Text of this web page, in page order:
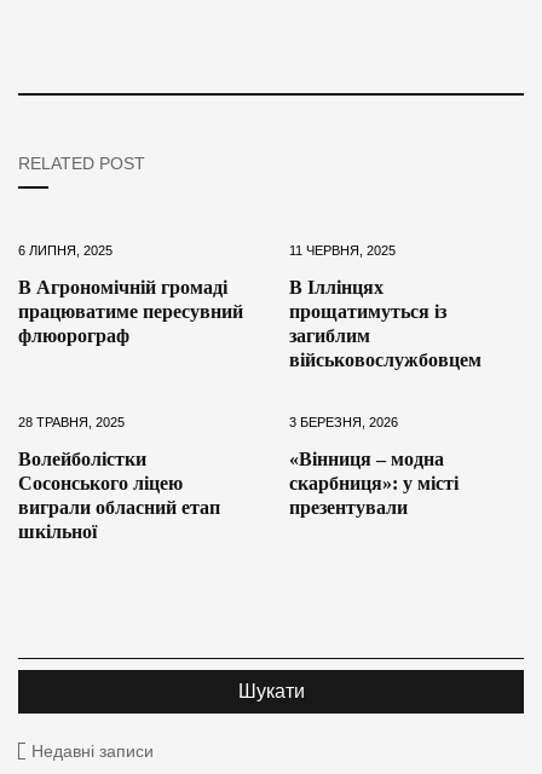
RELATED POST
6 ЛИПНЯ, 2025
В Агрономічній громаді
працюватиме пересувний
флюорограф
11 ЧЕРВНЯ, 2025
В Іллінцях
прощатимуться із
загиблим
військовослужбовцем
28 ТРАВНЯ, 2025
Волейболістки
Сосонського ліцею
виграли обласний етап
шкільної
3 БЕРЕЗНЯ, 2026
«Вінниця – модна
скарбниця»: у місті
презентували
Недавні записи